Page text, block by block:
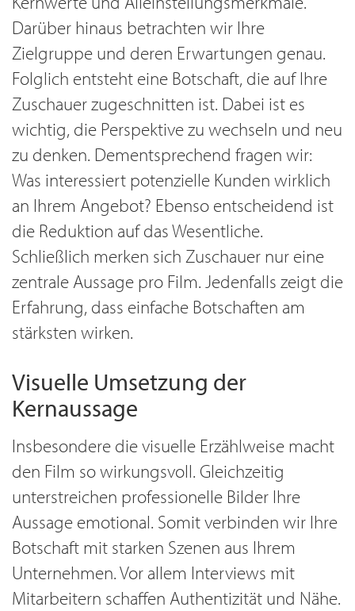
Darüber hinaus betrachten wir Ihre
Zielgruppe und deren Erwartungen genau.
Folglich entsteht eine Botschaft, die auf Ihre
Zuschauer zugeschnitten ist. Dabei ist es
wichtig, die Perspektive zu wechseln und neu
zu denken. Dementsprechend fragen wir:
Was interessiert potenzielle Kunden wirklich
an Ihrem Angebot? Ebenso entscheidend ist
die Reduktion auf das Wesentliche.
Schließlich merken sich Zuschauer nur eine
zentrale Aussage pro Film. Jedenfalls zeigt die
Erfahrung, dass einfache Botschaften am
stärksten wirken.
Visuelle Umsetzung der
Kernaussage
Insbesondere die visuelle Erzählweise macht
den Film so wirkungsvoll. Gleichzeitig
unterstreichen professionelle Bilder Ihre
Aussage emotional. Somit verbinden wir Ihre
Botschaft mit starken Szenen aus Ihrem
Unternehmen. Vor allem Interviews mit
Mitarbeitern schaffen Authentizität und Nähe.